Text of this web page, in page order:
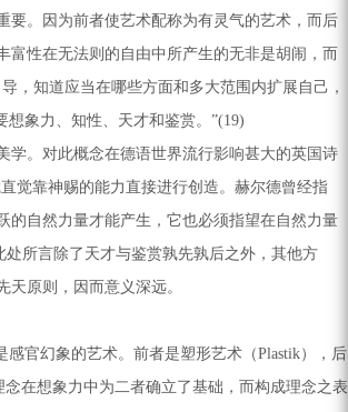
。因为前者使艺术配称为有灵气的艺术，而后
性在无法则的自由中所产生的无非是胡闹，而
，知道应当在哪些方面和多大范围内扩展自己，
象力、知性、天才和鉴赏。”(19)
。对此概念在德语世界流行影响甚大的英国诗
觉靠神赐的能力直接进行创造。赫尔德曾经指
的自然力量才能产生，它也必须指望在自然力量
所言除了天才与鉴赏孰先孰后之外，其他方
原则，因而意义深远。
官幻象的艺术。前者是塑形艺术（Plastik），后
在想象力中为二者确立了基础，而构成理念之表